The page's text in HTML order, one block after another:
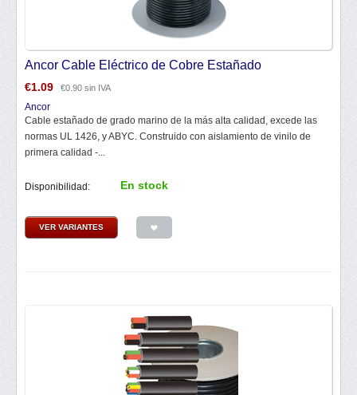
Ancor Cable Eléctrico de Cobre Estañado
€1.09 €0.90 sin IVA
Ancor
Cable estañado de grado marino de la más alta calidad, excede las
normas UL 1426, y ABYC. Construido con aislamiento de vinilo de
primera calidad -...
Disponibilidad: En stock
VER VARIANTES